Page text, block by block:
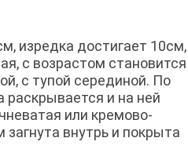
изредка достигает 10см,
с возрастом становится
с тупой серединой. По
раскрывается и на ней
или кремово-
внутрь и покрыта